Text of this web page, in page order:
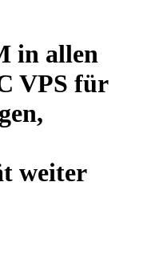
in allen
VPS für
weiter